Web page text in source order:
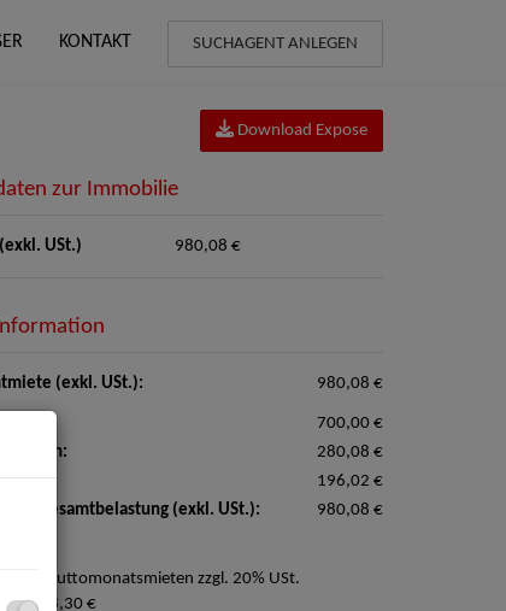
KONTAKT SUCHAGENT ANLEGEN
Download Expose
zur Immobilie
USt.) 980,08 €
(exkl. USt.): 980,08 €
700,00 €
280,08 €
196,02 €
Gesamtbelastung (exkl. USt.):
980,08 €
3 Bruttomonatsmieten zzgl. 20% USt.
3.528,30 €